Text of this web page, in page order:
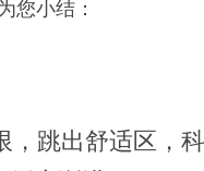
小结：
，跳出舒适区，